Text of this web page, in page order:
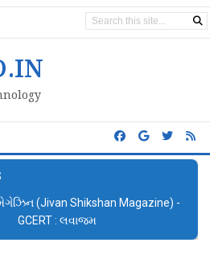
(Jivan Shikshan Magazine) -
GCERT : લવાજમ